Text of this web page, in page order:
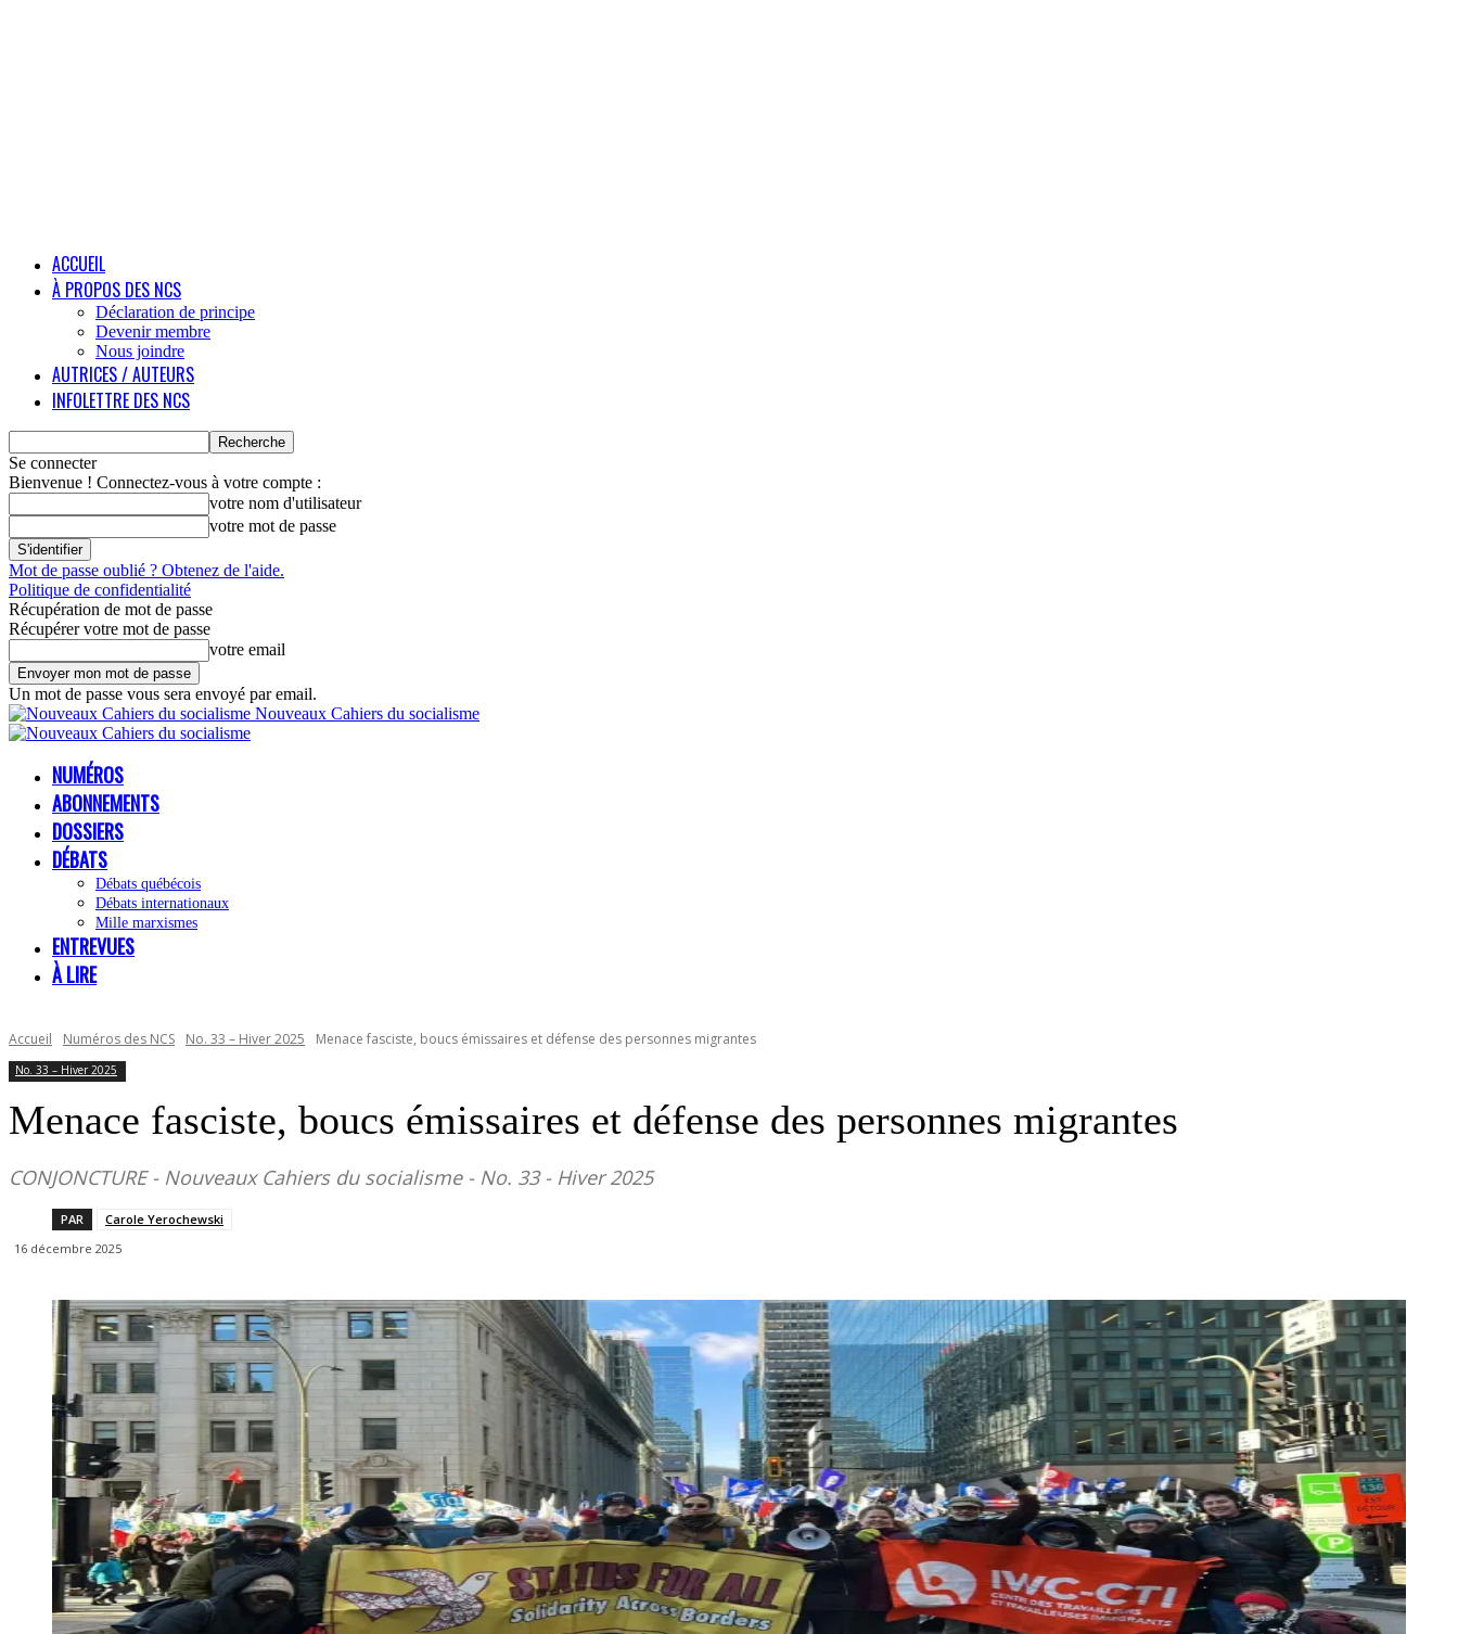
ACCUEIL
À PROPOS DES NCS
Déclaration de principe
Devenir membre
Nous joindre
AUTRICES / AUTEURS
INFOLETTRE DES NCS
Se connecter
Bienvenue ! Connectez-vous à votre compte :
votre nom d'utilisateur
votre mot de passe
Mot de passe oublié ? Obtenez de l'aide.
Politique de confidentialité
Récupération de mot de passe
Récupérer votre mot de passe
votre email
Un mot de passe vous sera envoyé par email.
Nouveaux Cahiers du socialisme
NUMÉROS
ABONNEMENTS
DOSSIERS
DÉBATS
Débats québécois
Débats internationaux
Mille marxismes
ENTREVUES
À LIRE
Accueil Numéros des NCS No. 33 – Hiver 2025 Menace fasciste, boucs émissaires et défense des personnes migrantes
No. 33 – Hiver 2025
Menace fasciste, boucs émissaires et défense des personnes migrantes
CONJONCTURE - Nouveaux Cahiers du socialisme - No. 33 - Hiver 2025
PAR
Carole Yerochewski
16 décembre 2025